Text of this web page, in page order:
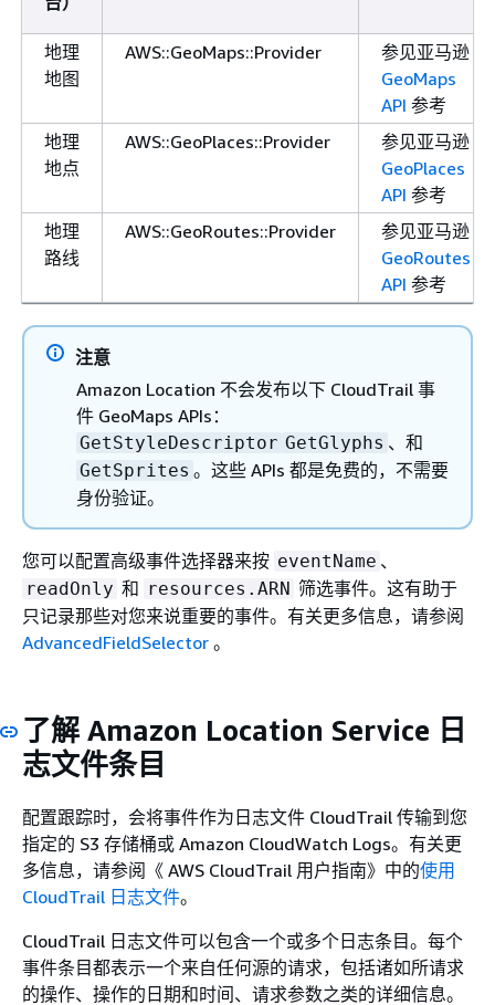
地理
地图
AWS::GeoMaps::Provider
参见亚马逊
GeoMaps
API 参考
地理
地点
AWS::GeoPlaces::Provider
参见亚马逊
GeoPlaces
API 参考
地理
路线
AWS::GeoRoutes::Provider
参见亚马逊
GeoRoutes
API 参考
注意
Amazon Location 不会发布以下 CloudTrail 事
件 GeoMaps APIs：
GetStyleDescriptor GetGlyphs 、和
GetSprites 。这些 APIs 都是免费的，不需要
身份验证。
您可以配置高级事件选择器来按 eventName 、
readOnly 和 resources.ARN 筛选事件。这有助于
只记录那些对您来说重要的事件。有关更多信息，请参阅
AdvancedFieldSelector 。
了解 Amazon Location Service 日
志文件条目
配置跟踪时，会将事件作为日志文件 CloudTrail 传输到您
指定的 S3 存储桶或 Amazon CloudWatch Logs。有关更
多信息，请参阅《 AWS CloudTrail 用户指南》中的使用
CloudTrail 日志文件。
CloudTrail 日志文件可以包含一个或多个日志条目。每个
事件条目都表示一个来自任何源的请求，包括诸如所请求
的操作、操作的日期和时间、请求参数之类的详细信息。